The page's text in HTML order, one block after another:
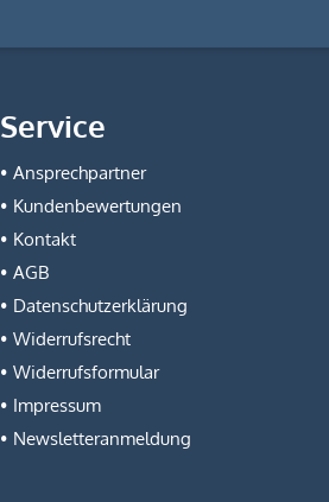
Service
Ansprechpartner
Kundenbewertungen
Kontakt
AGB
Datenschutzerklärung
Widerrufsrecht
Widerrufsformular
Impressum
Newsletteranmeldung